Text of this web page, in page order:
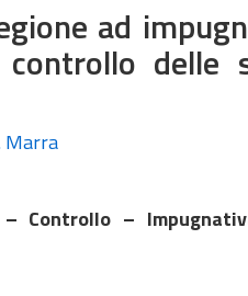
ad
delle
Marra
Controllo –